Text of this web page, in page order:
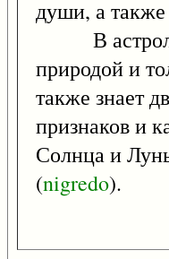
души, а также
В
природой и
также знает
признаков и
Солнца и
(nigredo).